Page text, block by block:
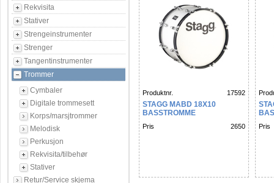
Rekvisita
Stativer
Strengeinstrumenter
Strenger
Tangentinstrumenter
Trommer
Cymbaler
Digitale trommesett
Korps/marsjtrommer
Melodisk
Perkusjon
Rekvisita/tilbehør
Stativer
Retur/Service skjema
Produktnr. 17592
STAGG MABD 18X10
BASSTROMME
Pris 2650 Pris